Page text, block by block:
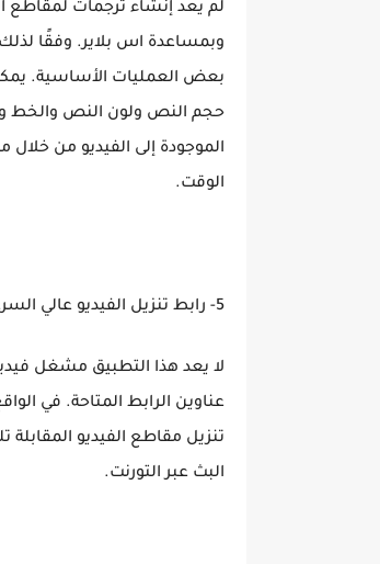
وبمساعدة اس بلاير. وفقًا
بعض العمليات الأساسية.
حجم النص ولون النص والخط
الموجودة إلى الفيديو من
الوقت.
5- رابط تنزيل الفيديو عالي السرعة
لا يعد هذا التطبيق مشغل
عناوين الرابط المتاحة. في
تنزيل مقاطع الفيديو المقابلة
البث عبر التورنت.